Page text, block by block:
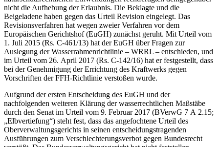
nicht die Aufhebung der Erlaubnis. Die Beklagte und die
Beigeladene haben gegen das Urteil Revision eingelegt. Das
Revisionsverfahren hat wegen zweier Verfahren vor dem
Europäischen Gerichtshof (EuGH) zunächst geruht. Mit Urteil vom
1. Juli 2015 (Rs. C-461/13) hat der EuGH über Fragen zur
Auslegung der Wasserrahmenrichtlinie – WRRL – entschieden, und
im Urteil vom 26. April 2017 (Rs. C-142/16) hat er festgestellt, dass
bei der Genehmigung der Errichtung des Kraftwerks gegen
Vorschriften der FFH-Richtlinie verstoßen wurde.
Aufgrund der ersten Entscheidung des EuGH und der
nachfolgenden weiteren Klärung der wasserrechtlichen Maßstäbe
durch den Senat im Urteil vom 9. Februar 2017 (BVerwG 7 A 2.15;
„Elbvertiefung“) steht fest, dass das angefochtene Urteil des
Oberverwaltungsgerichts in seinen entscheidungstragenden
Ausführungen zum Verschlechterungsverbot gegen Bundesrecht